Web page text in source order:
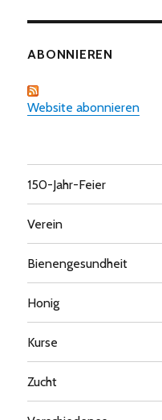
ABONNIEREN
Website abonnieren
150-Jahr-Feier
Verein
Bienengesundheit
Honig
Kurse
Zucht